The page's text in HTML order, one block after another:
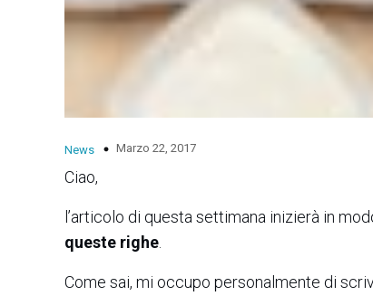
News Marzo 22, 2017
Ciao,
l’articolo di questa settimana inizierà in
queste righe
Come sai, mi occupo personalmente di